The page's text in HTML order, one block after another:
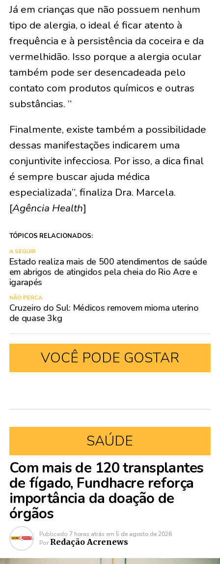
Já em crianças que não possuem nenhum
tipo de alergia, o ideal é ficar atento à
frequência e à persistência da coceira e da
vermelhidão. Isso porque a alergia ocular
também pode ser desencadeada pelo
contato com produtos químicos e outras
substâncias. “
Finalmente, existe também a possibilidade
dessas manifestações indicarem uma
conjuntivite infecciosa. Por isso, a dica final
é sempre buscar ajuda médica
especializada”, finaliza Dra. Marcela.
[Agência Health]
TÓPICOS RELACIONADOS:
A SEGUIR
Estado realiza mais de 500 atendimentos de saúde
em abrigos de atingidos pela cheia do Rio Acre e
igarapés
NÃO PERCA
Cruzeiro do Sul: Médicos removem mioma uterino
de quase 3kg
VOCÊ PODE GOSTAR
SAÚDE
Com mais de 120 transplantes
de fígado, Fundhacre reforça
importância da doação de
órgãos
Publicado 7 horas atrás em 5 de agosto de 2026
Por Redação Acrenews